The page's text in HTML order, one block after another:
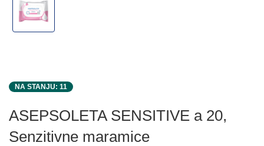
NA STANJU: 11
ASEPSOLETA SENSITIVE a 20,
Senzitivne maramice